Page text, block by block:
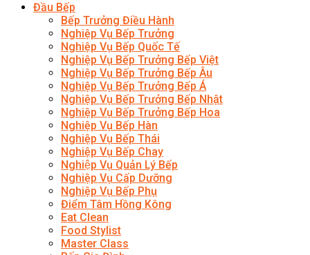
Đầu Bếp
Bếp Trưởng Điều Hành
Nghiệp Vụ Bếp Trưởng
Nghiệp Vụ Bếp Quốc Tế
Nghiệp Vụ Bếp Trưởng Bếp Việt
Nghiệp Vụ Bếp Trưởng Bếp Âu
Nghiệp Vụ Bếp Trưởng Bếp Á
Nghiệp Vụ Bếp Trưởng Bếp Nhật
Nghiệp Vụ Bếp Trưởng Bếp Hoa
Nghiệp Vụ Bếp Hàn
Nghiệp Vụ Bếp Thái
Nghiệp Vụ Bếp Chay
Nghiệp Vụ Quản Lý Bếp
Nghiệp Vụ Cấp Dưỡng
Nghiệp Vụ Bếp Phụ
Điểm Tâm Hồng Kông
Eat Clean
Food Stylist
Master Class